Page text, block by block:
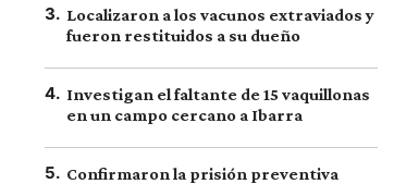
3. Localizaron a los vacunos extraviados y
fueron restituidos a su dueño
4. Investigan el faltante de 15 vaquillonas
en un campo cercano a Ibarra
5. Confirmaron la prisión preventiva